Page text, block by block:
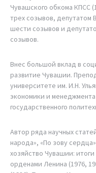
Чувашского обкома КПСС
трех созывов, депутатом
шести созывов и
созывов.
Внес большой вклад в
развитие Чувашии.
университете им. И.Н.
экономики и менеджмента
государственного
Автор ряда научных
народа», «По зову
хозяйство Чувашии:
орденами Ленина (1976,